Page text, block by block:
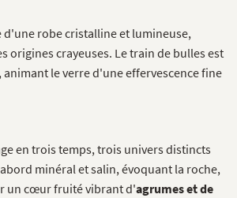
d'une robe cristalline et lumineuse,
origines crayeuses. Le train de bulles est
, animant le verre d'une effervescence fine
en trois temps, trois univers distincts
minéral et salin, évoquant la roche,
un cœur fruité vibrant d'agrumes et de